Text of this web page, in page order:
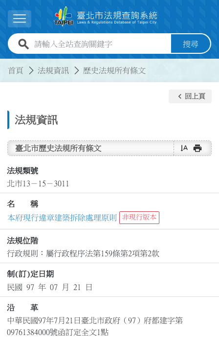
展開選單
全站查詢關鍵字欄位 搜尋
首頁 法規資訊 歷史法規所有條文
法規資訊
keyboard_arrow_left 回上頁
臺北市歷史法規所有條文 text_rotate_vertical print
法規類號
北市13－15－3011
名 稱
本府現行違章建築拆除處理原則
非現行版本
法規位階
行政規則：屬行政程序法第159條第2項第2款
制(訂)定日期
民國 97 年 07 月 21 日
沿 革
中華民國97年7月21日臺北市政府（97）府都建字第
09761384000號函訂定全文1點